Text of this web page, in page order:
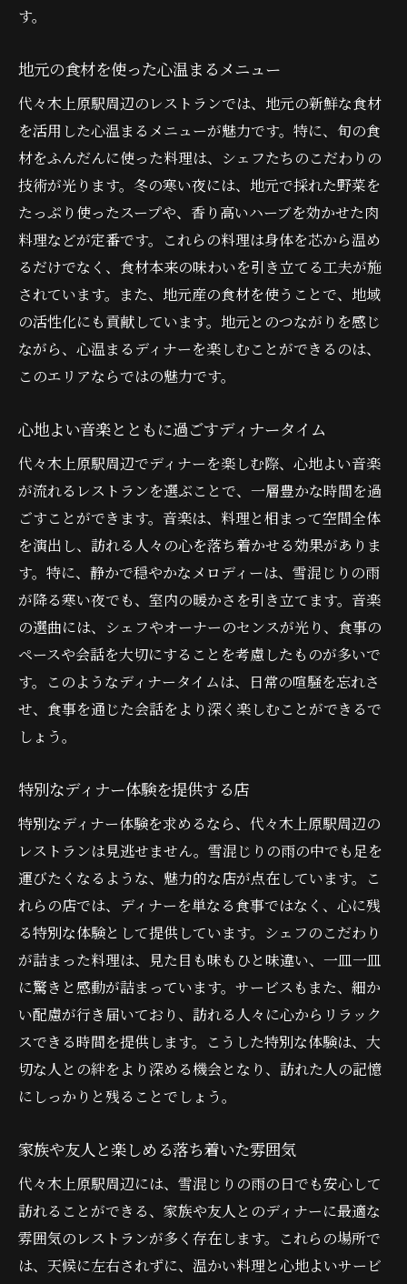
食材のストーリーに触れるひととき
地元の職人が手掛けるデザート
寒い夜にぴったり代々木上原ディナーで心温ま
るひとときを
キャンドルライトが照らす温かな空間
冬のスペシャルコースメニュー
心を込めたサービスでおもてなし
冬の夜だからこそ楽しみたい料理
アットホームな雰囲気での夕食
寒い夜に嬉しい温かいデザート
雪を忘れる暖かな代々木上原ディナー体験
雪景色を眺めながら楽しむディナー
暖炉がある居心地の良いカフェ
冬の夜を彩る特別ディナー
心温まるホットドリンクの提案
雪の日限定のスペシャルメニュー
駅近で便利代々木上原のおすすめディナーリス
ト
駅直結でアクセス抜群のレストラン
電車利用者に嬉しい駅近グルメ
仕事帰りにも立ち寄れるディナー
駅周辺の隠れ家的レストラン
代々木上原で雪の日に訪れたいディナー名店
雪の日でも訪れたい老舗レストラン
雪景色を楽しめる窓際の特等席
雪の日限定の温かいメニュー
雪の日だからこその特別サービス
歩いて行ける便利なディナー店舗
雪の日の記念日にも最適な場所
心も体も温まる代々木上原ディナーの魅力
心を込めた一皿に込められた想い
心に残る特別なディナー体験
体を温めるスープと煮込み料理
料理とともに楽しむ心温まる時間
心地よいサービスで心もほっこり
す。
地元の食材を使った心温まるメニュー
代々木上原駅周辺のレストランでは、地元の新鮮な食材
を活用した心温まるメニューが魅力です。特に、旬の食
材をふんだんに使った料理は、シェフたちのこだわりの
技術が光ります。冬の寒い夜には、地元で採れた野菜を
たっぷり使ったスープや、香り高いハーブを効かせた肉
料理などが定番です。これらの料理は身体を芯から温め
るだけでなく、食材本来の味わいを引き立てる工夫が施
されています。また、地元産の食材を使うことで、地域
の活性化にも貢献しています。地元とのつながりを感じ
ながら、心温まるディナーを楽しむことができるのは、
このエリアならではの魅力です。
心地よい音楽とともに過ごすディナータイム
代々木上原駅周辺でディナーを楽しむ際、心地よい音楽
が流れるレストランを選ぶことで、一層豊かな時間を過
ごすことができます。音楽は、料理と相まって空間全体
を演出し、訪れる人々の心を落ち着かせる効果がありま
す。特に、静かで穏やかなメロディーは、雪混じりの雨
が降る寒い夜でも、室内の暖かさを引き立てます。音楽
の選曲には、シェフやオーナーのセンスが光り、食事の
ペースや会話を大切にすることを考慮したものが多いで
す。このようなディナータイムは、日常の喧騒を忘れさ
せ、食事を通じた会話をより深く楽しむことができるで
しょう。
特別なディナー体験を提供する店
特別なディナー体験を求めるなら、代々木上原駅周辺の
レストランは見逃せません。雪混じりの雨の中でも足を
運びたくなるような、魅力的な店が点在しています。こ
れらの店では、ディナーを単なる食事ではなく、心に残
る特別な体験として提供しています。シェフのこだわり
が詰まった料理は、見た目も味もひと味違い、一皿一皿
に驚きと感動が詰まっています。サービスもまた、細か
い配慮が行き届いており、訪れる人々に心からリラック
スできる時間を提供します。こうした特別な体験は、大
切な人との絆をより深める機会となり、訪れた人の記憶
にしっかりと残ることでしょう。
家族や友人と楽しめる落ち着いた雰囲気
代々木上原駅周辺には、雪混じりの雨の日でも安心して
訪れることができる、家族や友人とのディナーに最適な
雰囲気のレストランが多く存在します。これらの場所で
は、天候に左右されずに、温かい料理と心地よいサービ